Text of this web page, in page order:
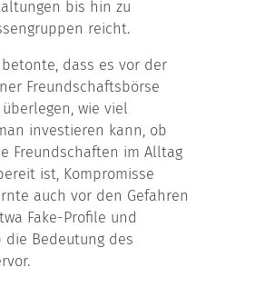
bis hin zu
reicht.
dass es vor der
Freundschaftsbörse
wie viel
investieren kann, ob
Freundschaften im Alltag
ist, Kompromisse
auch vor den Gefahren
Fake-Profile und
die Bedeutung des